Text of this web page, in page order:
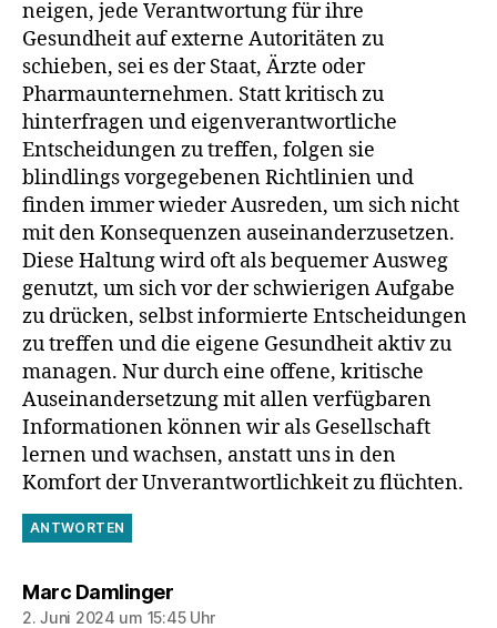
neigen, jede Verantwortung für ihre
Gesundheit auf externe Autoritäten zu
schieben, sei es der Staat, Ärzte oder
Pharmaunternehmen. Statt kritisch zu
hinterfragen und eigenverantwortliche
Entscheidungen zu treffen, folgen sie
blindlings vorgegebenen Richtlinien und
finden immer wieder Ausreden, um sich nicht
mit den Konsequenzen auseinanderzusetzen.
Diese Haltung wird oft als bequemer Ausweg
genutzt, um sich vor der schwierigen Aufgabe
zu drücken, selbst informierte Entscheidungen
zu treffen und die eigene Gesundheit aktiv zu
managen. Nur durch eine offene, kritische
Auseinandersetzung mit allen verfügbaren
Informationen können wir als Gesellschaft
lernen und wachsen, anstatt uns in den
Komfort der Unverantwortlichkeit zu flüchten.
ANTWORTEN
Marc Damlingersagt:
2. Juni 2024 um 15:45 Uhr